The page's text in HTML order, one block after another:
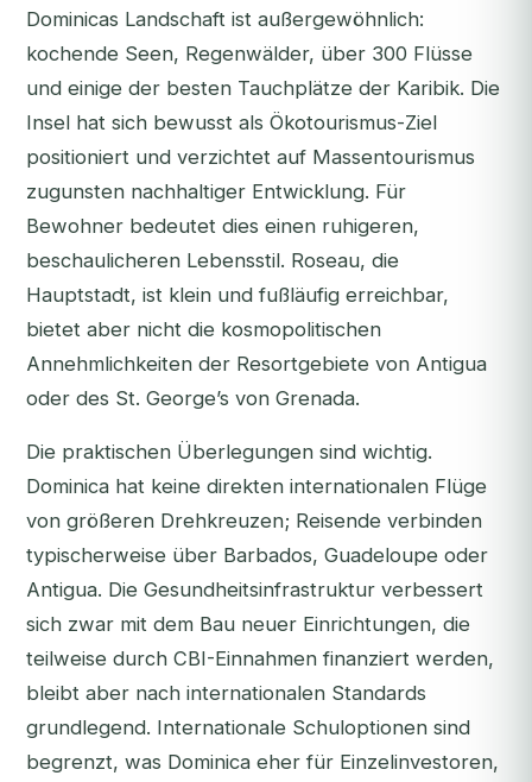
Dominicas Landschaft ist außergewöhnlich:
kochende Seen, Regenwälder, über 300 Flüsse
und einige der besten Tauchplätze der Karibik. Die
Insel hat sich bewusst als Ökotourismus-Ziel
positioniert und verzichtet auf Massentourismus
zugunsten nachhaltiger Entwicklung. Für
Bewohner bedeutet dies einen ruhigeren,
beschaulicheren Lebensstil. Roseau, die
Hauptstadt, ist klein und fußläufig erreichbar,
bietet aber nicht die kosmopolitischen
Annehmlichkeiten der Resortgebiete von Antigua
oder des St. George’s von Grenada.
Die praktischen Überlegungen sind wichtig.
Dominica hat keine direkten internationalen Flüge
von größeren Drehkreuzen; Reisende verbinden
typischerweise über Barbados, Guadeloupe oder
Antigua. Die Gesundheitsinfrastruktur verbessert
sich zwar mit dem Bau neuer Einrichtungen, die
teilweise durch CBI-Einnahmen finanziert werden,
bleibt aber nach internationalen Standards
grundlegend. Internationale Schuloptionen sind
begrenzt, was Dominica eher für Einzelinvestoren,